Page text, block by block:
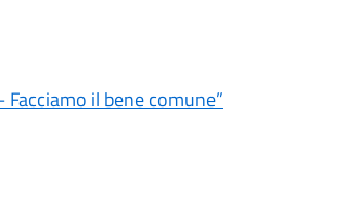
il bene comune”